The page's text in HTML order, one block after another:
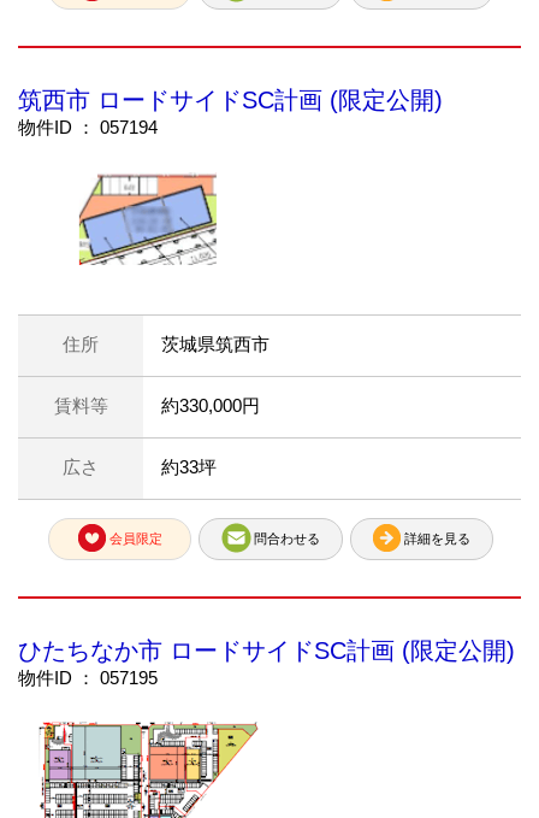
筑西市 ロードサイドSC計画 (限定公開)
物件ID ： 057194
住所 茨城県筑西市
賃料等 約330,000円
広さ 約33坪
会員限定 問合わせる 詳細を見る
ひたちなか市 ロードサイドSC計画 (限定公開)
物件ID ： 057195